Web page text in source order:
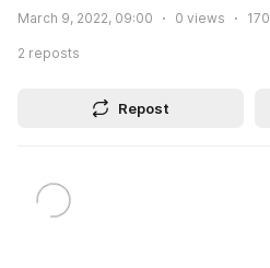
March 9, 2022, 09:00 0 views 170
2 reposts
Repost